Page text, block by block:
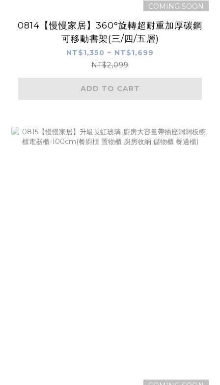
COMING SOON
0814【慢慢家居】360°旋轉超耐重加厚碳鋼
可移動書架(三/四/五層)
NT$1,350 ~ NT$1,699
NT$2,099
ADD TO CART